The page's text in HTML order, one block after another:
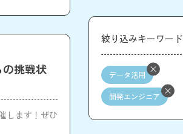
挑戦状
します！ぜひ
絞り込みキーワード
データ活用
開発エンジニア